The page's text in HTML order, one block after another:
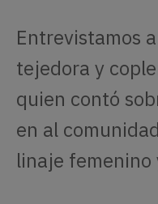
Entrevistamos
tejedora y
quien contó
en al
linaje femenino